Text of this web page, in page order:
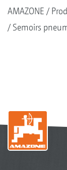
AMAZONE
Semoirs